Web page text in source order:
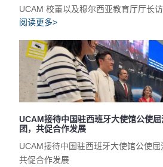
UCAM 校董以及穆尔西亚教育厅厅长
阅读更多>
UCAM接待中国驻西班牙大使馆公使
团，共促合作发展
UCAM接待中国驻西班牙大使馆公使屈
共促合作发展